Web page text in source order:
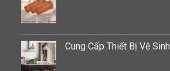
Cung Cấp Thiết Bị Vệ Sinh